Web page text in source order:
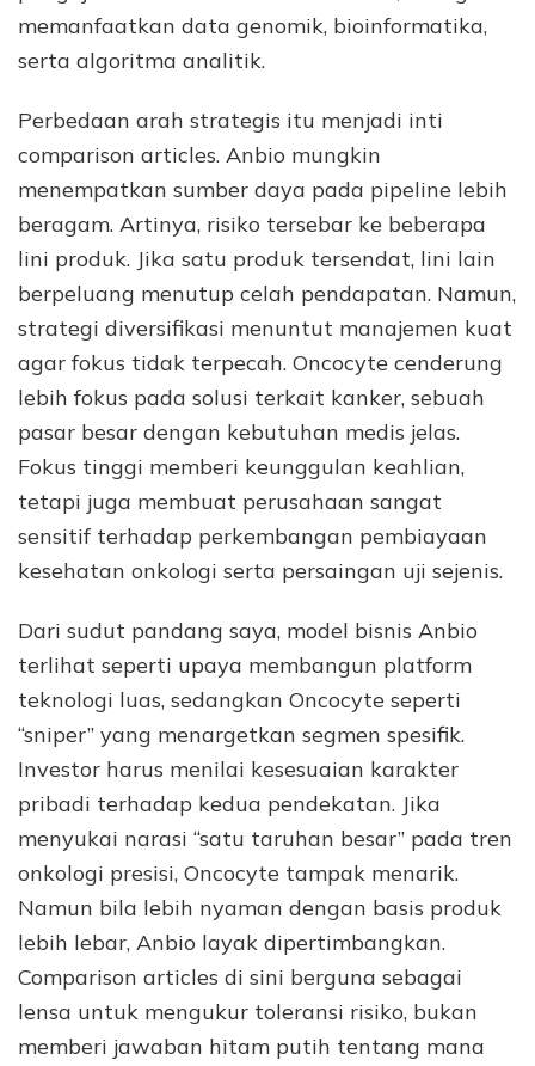
memanfaatkan data genomik, bioinformatika,
serta algoritma analitik.
Perbedaan arah strategis itu menjadi inti
comparison articles. Anbio mungkin
menempatkan sumber daya pada pipeline lebih
beragam. Artinya, risiko tersebar ke beberapa
lini produk. Jika satu produk tersendat, lini lain
berpeluang menutup celah pendapatan. Namun,
strategi diversifikasi menuntut manajemen kuat
agar fokus tidak terpecah. Oncocyte cenderung
lebih fokus pada solusi terkait kanker, sebuah
pasar besar dengan kebutuhan medis jelas.
Fokus tinggi memberi keunggulan keahlian,
tetapi juga membuat perusahaan sangat
sensitif terhadap perkembangan pembiayaan
kesehatan onkologi serta persaingan uji sejenis.
Dari sudut pandang saya, model bisnis Anbio
terlihat seperti upaya membangun platform
teknologi luas, sedangkan Oncocyte seperti
“sniper” yang menargetkan segmen spesifik.
Investor harus menilai kesesuaian karakter
pribadi terhadap kedua pendekatan. Jika
menyukai narasi “satu taruhan besar” pada tren
onkologi presisi, Oncocyte tampak menarik.
Namun bila lebih nyaman dengan basis produk
lebih lebar, Anbio layak dipertimbangkan.
Comparison articles di sini berguna sebagai
lensa untuk mengukur toleransi risiko, bukan
memberi jawaban hitam putih tentang mana